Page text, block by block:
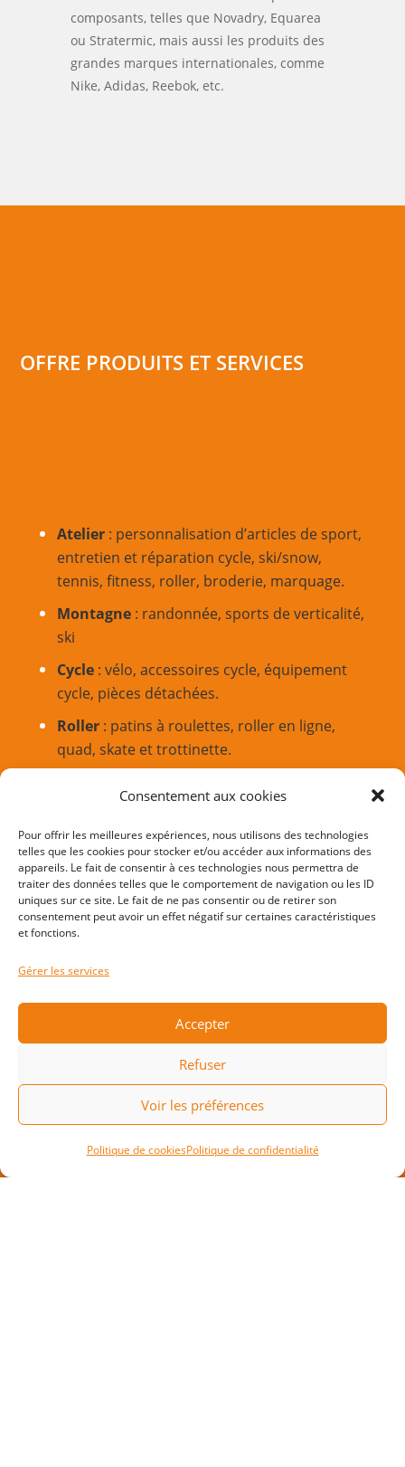
Consentement aux cookies
Pour offrir les meilleures expériences, nous utilisons des technologies
telles que les cookies pour stocker et/ou accéder aux informations des
appareils. Le fait de consentir à ces technologies nous permettra de
traiter des données telles que le comportement de navigation ou les ID
uniques sur ce site. Le fait de ne pas consentir ou de retirer son
consentement peut avoir un effet négatif sur certaines caractéristiques
et fonctions.
Gérer les services
Accepter
Refuser
Voir les préférences
Politique de cookiesPolitique de confidentialité
composants, telles que Novadry, Equarea
ou Stratermic, mais aussi les produits des
grandes marques internationales, comme
Nike, Adidas, Reebok, etc.
OFFRE PRODUITS ET SERVICES
Atelier: personnalisation d’articles de sport,
entretien et réparation cycle, ski/snow,
tennis, fitness, roller, broderie, marquage.
Montagne: randonnée, sports de verticalité,
ski
Cycle: vélo, accessoires cycle, équipement
cycle, pièces détachées.
Roller: patins à roulettes, roller en ligne,
quad, skate et trottinette.
fitness femme, fitness junior, baby, sports de
combat, judo karaté, gym et danse.
Nature: équitation, chasse, pêche, sports
de précision (archerie, fléchettes et
pétanques/jeux de boules).
Sports collectifs
XV, basket-ball, handball, volleyball, sacs
: course à pied, marche.
Sports de raquettes/golf: matériel tennis,
raquette, golf, tennis de
B